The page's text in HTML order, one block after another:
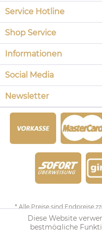
Service Hotline
Shop Service
Informationen
Social Media
Newsletter
* Alle Preise sind Endpreise
wird keine
Diese Website
bestmögliche